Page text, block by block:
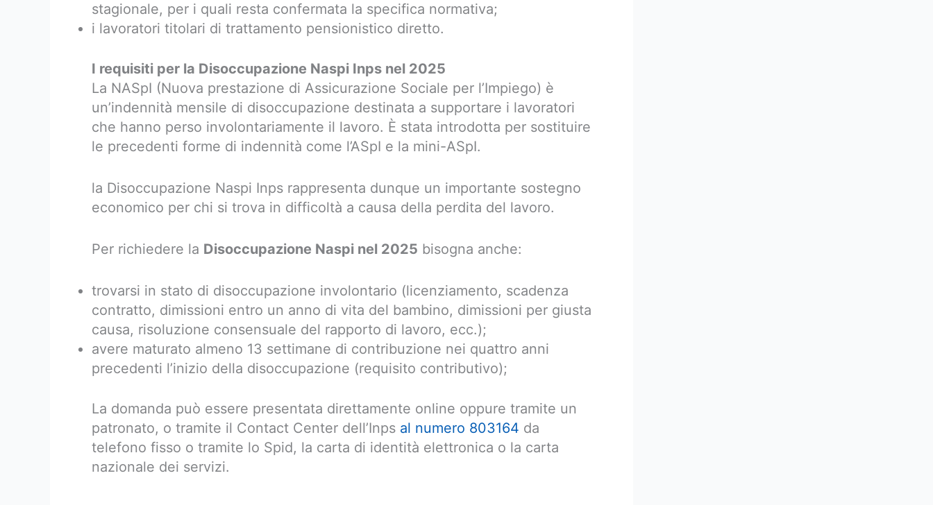
stagionale, per i quali resta confermata la specifica normativa;
i lavoratori titolari di trattamento pensionistico diretto.
I requisiti per la Disoccupazione Naspi Inps nel 2025
La NASpI (Nuova prestazione di Assicurazione Sociale per l’Impiego) è
un’indennità mensile di disoccupazione destinata a supportare i lavoratori
che hanno perso involontariamente il lavoro. È stata introdotta per sostituire
le precedenti forme di indennità come l’ASpI e la mini-ASpI.
la Disoccupazione Naspi Inps rappresenta dunque un importante sostegno
economico per chi si trova in difficoltà a causa della perdita del lavoro.
Per richiedere la Disoccupazione Naspi nel 2025 bisogna anche:
trovarsi in stato di disoccupazione involontario (licenziamento, scadenza
contratto, dimissioni entro un anno di vita del bambino, dimissioni per giusta
causa, risoluzione consensuale del rapporto di lavoro, ecc.);
avere maturato almeno 13 settimane di contribuzione nei quattro anni
precedenti l’inizio della disoccupazione (requisito contributivo);
La domanda può essere presentata direttamente online oppure tramite un
patronato, o tramite il Contact Center dell’Inps al numero 803164 da
telefono fisso o tramite lo Spid, la carta di identità elettronica o la carta
nazionale dei servizi.